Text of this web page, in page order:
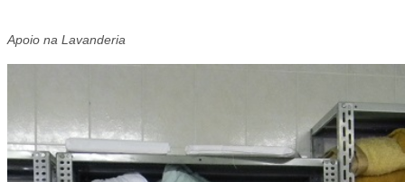
Apoio na Lavanderia